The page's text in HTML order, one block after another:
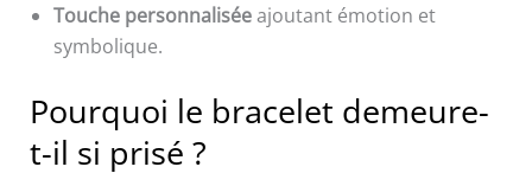
Touche personnaliséeajoutant émotion et
symbolique.
Pourquoi le bracelet demeure-
t-il si prisé ?